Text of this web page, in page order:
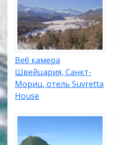
Веб камера
Швейцария, Санкт-
Мориц, отель Suvretta
House